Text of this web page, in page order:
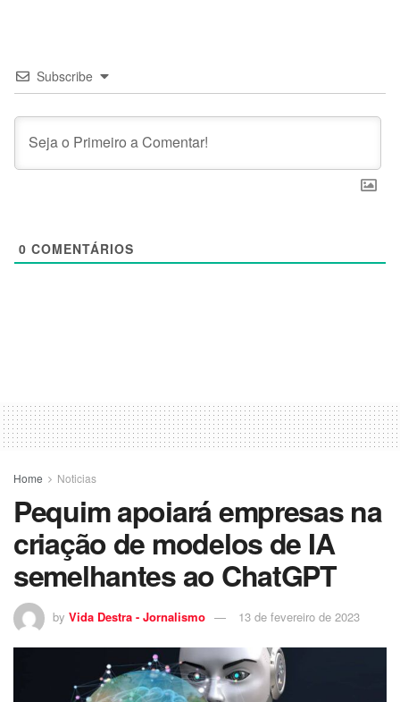
Subscribe
0 COMENTÁRIOS
Home Noticias
Pequim apoiará empresas na
criação de modelos de IA
semelhantes ao ChatGPT
by Vida Destra - Jornalismo 13 de fevereiro de 2023